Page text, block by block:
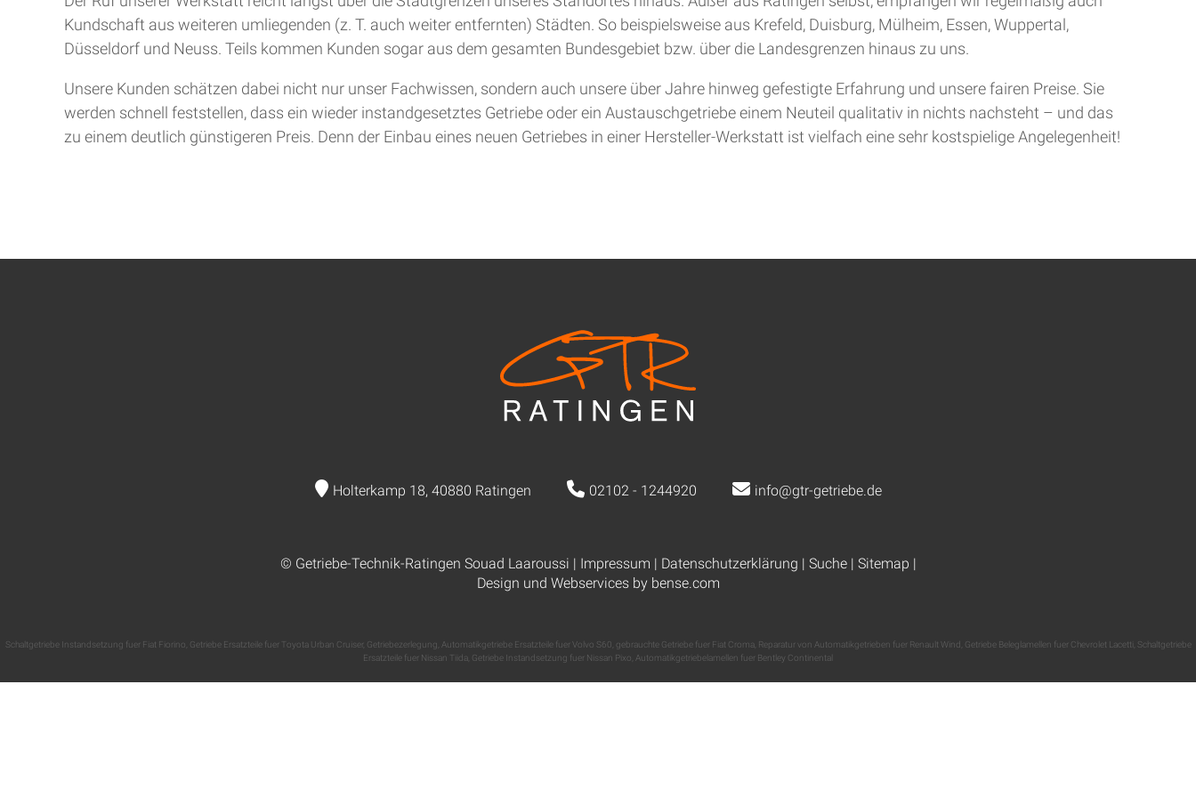
Kundschaft aus weiteren umliegenden (z. T. auch weiter entfernten) Städten. So beispielsweise aus Krefeld, Duisburg, Mülheim, Essen, Wuppertal,
Düsseldorf und Neuss. Teils kommen Kunden sogar aus dem gesamten Bundesgebiet bzw. über die Landesgrenzen hinaus zu uns.
Unsere Kunden schätzen dabei nicht nur unser Fachwissen, sondern auch unsere über Jahre hinweg gefestigte Erfahrung und unsere fairen Preise. Sie
werden schnell feststellen, dass ein wieder instandgesetztes Getriebe oder ein Austauschgetriebe einem Neuteil qualitativ in nichts nachsteht – und das
zu einem deutlich günstigeren Preis. Denn der Einbau eines neuen Getriebes in einer Hersteller-Werkstatt ist vielfach eine sehr kostspielige Angelegenheit!
Holterkamp 18, 40880 Ratingen 02102 - 1244920 info@gtr-getriebe.de
© Getriebe-Technik-Ratingen Souad Laaroussi | Impressum | Datenschutzerklärung | Suche| Sitemap |
Design und Webservices by bense.com
Schaltgetriebe Instandsetzung fuer Fiat Fiorino Getriebe Ersatzteile fuer Toyota Urban Cruiser, Getriebezerlegung Automatikgetriebe Ersatzteile fuer Volvo S60 gebrauchte Getriebe fuer Fiat Croma, Reparatur von Automatikgetrieben fuer Renault Wind Getriebe Beleglamellen fuer Chevrolet Lacetti
Schaltgetriebe
Ersatzteile fuer Nissan Tiida Getriebe Instandsetzung fuer Nissan Pixo Automatikgetriebelamellen fuer Bentley Continental